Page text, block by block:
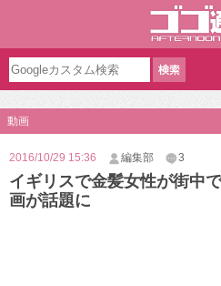
動画
2016/10/29 15:36 編集部 3
イギリスで金髪女性が街中
画が話題に